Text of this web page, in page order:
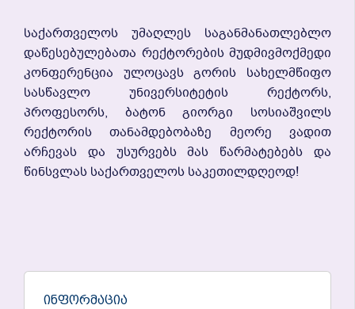
Საქართველოს Უმაღლეს Საგანმანათლებლო
Დაწესებულებათა Რექტორების Მუდმივმოქმედი
Კონფერენცია Ულოცავს Გორის Სახელმწიფო
Სასწავლო Უნივერსიტეტის Რექტორს,
Პროფესორს, Ბატონ Გიორგი Სოსიაშვილს
Რექტორის Თანამდებობაზე Მეორე Ვადით
Არჩევას Და Უსურვებს Მას Წარმატებებს Და
Წინსვლას Საქართველოს Საკეთილდღეოდ!
Ინფორმაცია